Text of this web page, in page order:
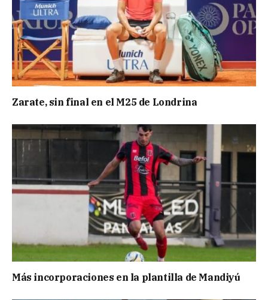
Zarate, sin final en el M25 de Londrina
Más incorporaciones en la plantilla de Mandiyú